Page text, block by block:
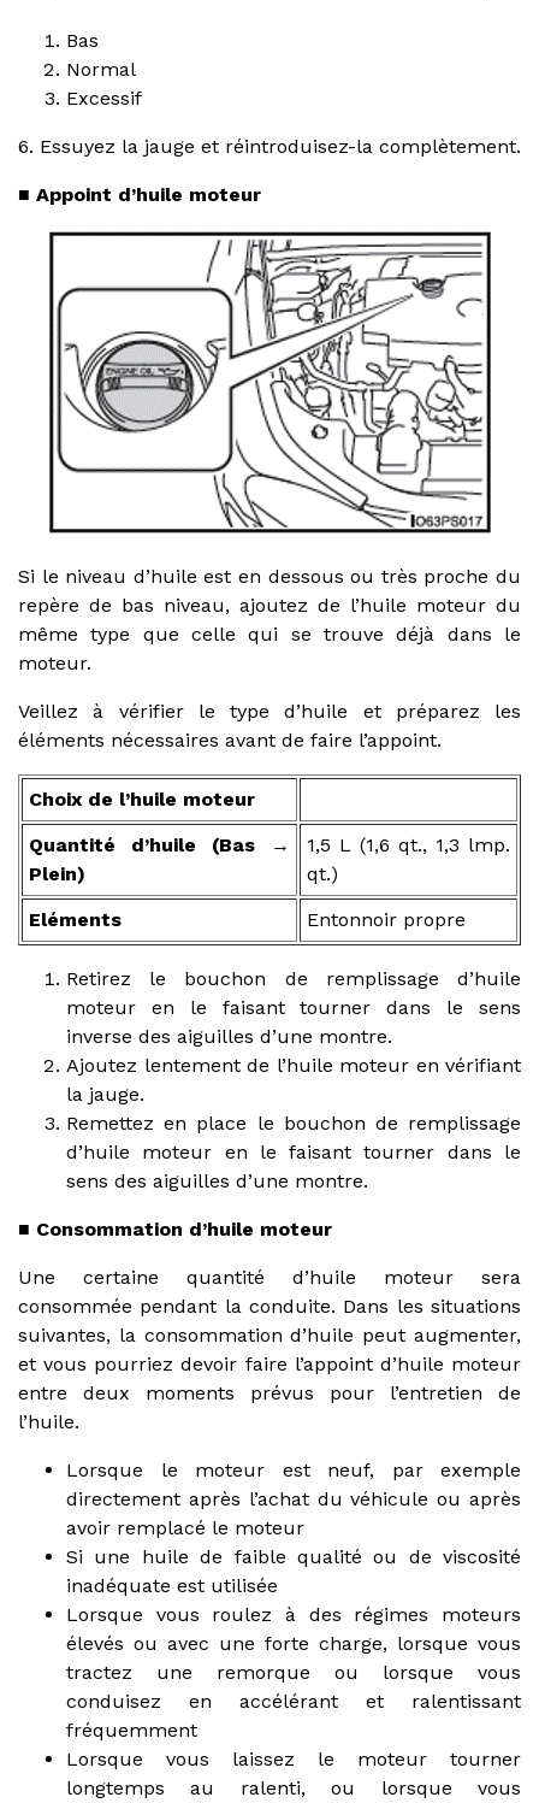
Bas
Normal
Excessif
6. Essuyez la jauge et réintroduisez-la complètement.
■ Appoint d’huile moteur
Si le niveau d’huile est en dessous ou très proche du
repère de bas niveau, ajoutez de l’huile moteur du
même type que celle qui se trouve déjà dans le
moteur.
Veillez à vérifier le type d’huile et préparez les
éléments nécessaires avant de faire l’appoint.
Choix de l’huile moteur
Quantité d’huile (Bas →
Plein)
1,5 L (1,6 qt., 1,3 lmp.
qt.)
Eléments
Entonnoir propre
Retirez le bouchon de remplissage d’huile
moteur en le faisant tourner dans le sens
inverse des aiguilles d’une montre.
Ajoutez lentement de l’huile moteur en vérifiant
la jauge.
Remettez en place le bouchon de remplissage
d’huile moteur en le faisant tourner dans le
sens des aiguilles d’une montre.
■ Consommation d’huile moteur
Une certaine quantité d’huile moteur sera
consommée pendant la conduite. Dans les situations
suivantes, la consommation d’huile peut augmenter,
et vous pourriez devoir faire l’appoint d’huile moteur
entre deux moments prévus pour l’entretien de
l’huile.
Lorsque le moteur est neuf, par exemple
directement après l’achat du véhicule ou après
avoir remplacé le moteur
Si une huile de faible qualité ou de viscosité
inadéquate est utilisée
Lorsque vous roulez à des régimes moteurs
élevés ou avec une forte charge, lorsque vous
tractez une remorque ou lorsque vous
conduisez en accélérant et ralentissant
fréquemment
Lorsque vous laissez le moteur tourner
longtemps au ralenti, ou lorsque vous